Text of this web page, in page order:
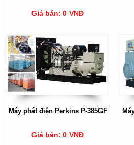
Giá bán: 0 VNĐ
Máy phát điện Perkins P-385GF
Giá bán: 0 VNĐ